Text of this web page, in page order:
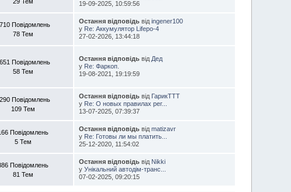
19-09-2025, 10:59:56
Повідомлень
78 Тем
Остання відповідьвід ingener100
у Re: Аккумулятор Lifepo-4
27-02-2026, 13:44:18
Повідомлень
58 Тем
Остання відповідьвід Дед
у Re: Фаркоп.
19-08-2021, 19:19:59
Повідомлень
109 Тем
Остання відповідьвід ГарикTTT
у Re: О новых правилах рег...
13-07-2025, 07:39:37
Повідомлень
5 Тем
Остання відповідьвід matizavr
у Re: Готовы ли мы платить...
25-12-2020, 11:54:02
Повідомлень
81 Тем
Остання відповідьвід Nikki
у Унікальний автодім-транс...
07-02-2025, 09:20:15